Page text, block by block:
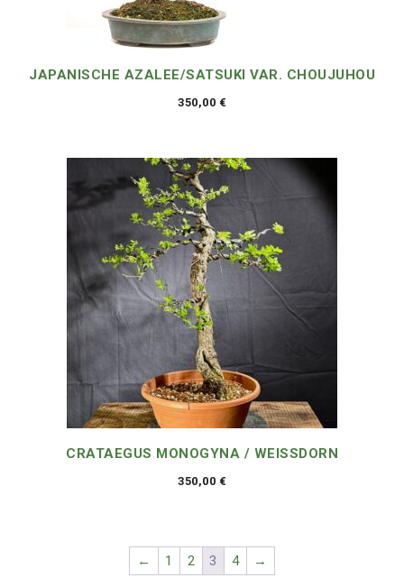
JAPANISCHE AZALEE/SATSUKI VAR. CHOUJUHOU
350,00 €
CRATAEGUS MONOGYNA / WEISSDORN
350,00 €
← 1 2 3 4 →